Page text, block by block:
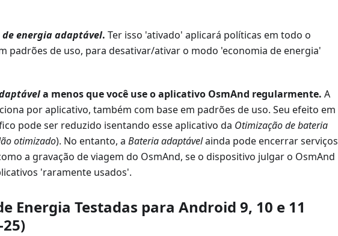
de energia adaptável. Ter isso 'ativado' aplicará políticas em todo o
padrões de uso, para desativar/ativar o modo 'economia de energia'
a menos que você use o aplicativo OsmAnd regularmente. A
por aplicativo, também com base em padrões de uso. Seu efeito em
pode ser reduzido isentando esse aplicativo da Otimização de bateria
otimizado). No entanto, a Bateria adaptávelainda pode encerrar serviços
a gravação de viagem do OsmAnd, se o dispositivo julgar o OsmAnd
'raramente usados'.
Energia Testadas para Android 9, 10 e 11